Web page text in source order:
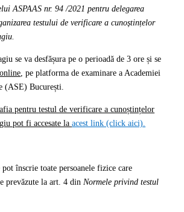
ASPAAS nr. 94 /2021 pentru delegarea
testului de verificare a cunoștințelor
se va desfășura pe o perioadă de 3 ore și se
, pe platforma de examinare a Academiei
(ASE) București.
pentru testul de verificare a cunoștințelor
pot fi accesate laacest link (click aici).
pot înscrie toate persoanele fizice care
prevăzute la art. 4 din Normele privind testul